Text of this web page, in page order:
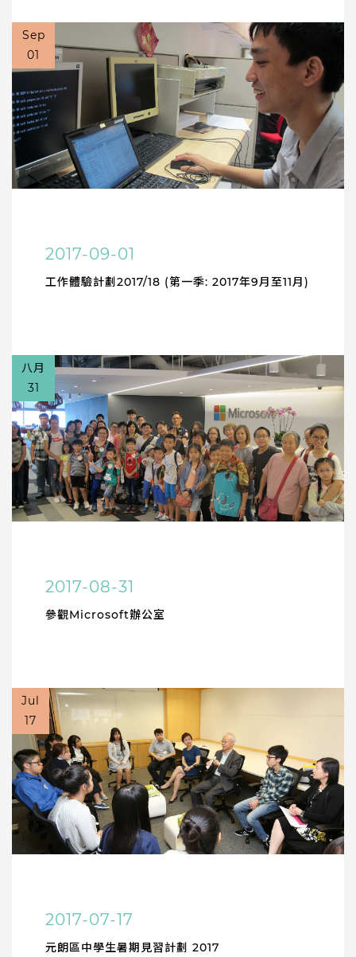
Sep
01
2017-09-01
工作體驗計劃2017/18 (第一季: 2017年9月至11月)
八月
31
2017-08-31
參觀Microsoft辦公室
Jul
17
2017-07-17
元朗區中學生暑期見習計劃 2017